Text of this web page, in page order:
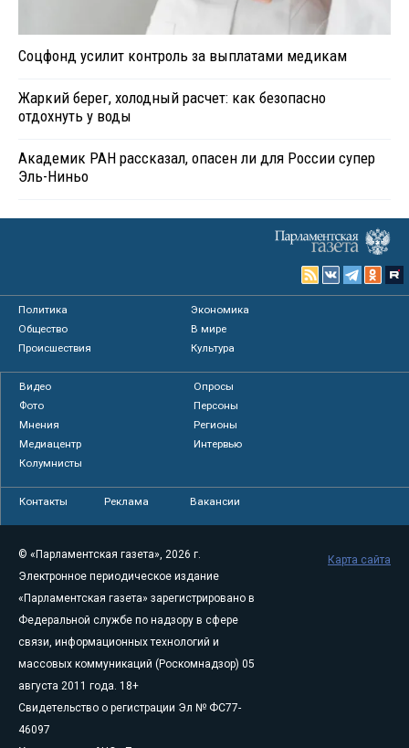
Соцфонд усилит контроль за выплатами медикам
Жаркий берег, холодный расчет: как безопасно
отдохнуть у воды
Академик РАН рассказал, опасен ли для России супер
Эль-Ниньо
Политика
Экономика
Общество
В мире
Происшествия
Культура
Видео
Опросы
Фото
Персоны
Мнения
Регионы
Медиацентр
Интервью
Колумнисты
Контакты Реклама Вакансии
© «Парламентская газета», 2026 г.
Электронное периодическое издание
«Парламентская газета» зарегистрировано в
Федеральной службе по надзору в сфере
связи, информационных технологий и
массовых коммуникаций (Роскомнадзор) 05
августа 2011 года. 18+
Свидетельство о регистрации Эл № ФС77-
46097
Карта сайта